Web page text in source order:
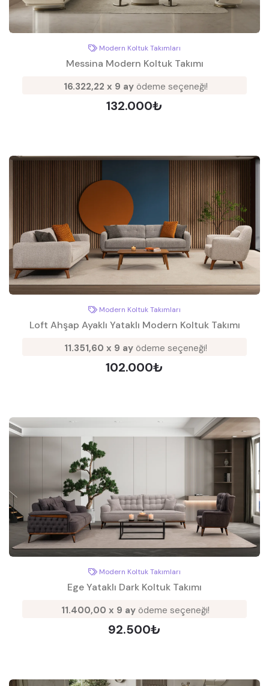
Modern Koltuk Takımları
Messina Modern Koltuk Takımı
16.322,22 x 9 ayödeme seçeneği!
132.000₺
Modern Koltuk Takımları
Loft Ahşap Ayaklı Yataklı Modern Koltuk Takımı
11.351,60 x 9 ayödeme seçeneği!
102.000₺
Modern Koltuk Takımları
Ege Yataklı Dark Koltuk Takımı
11.400,00 x 9 ay ödeme seçeneği!
92.500₺